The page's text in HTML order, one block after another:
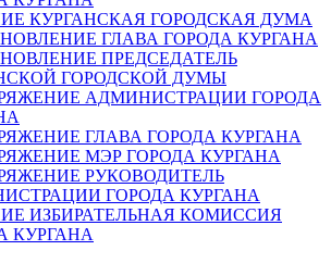
КУРГАНСКАЯ ГОРОДСКАЯ ДУМА
ГЛАВА ГОРОДА КУРГАНА
ПРЕДСЕДАТЕЛЬ
ГОРОДСКОЙ ДУМЫ
АДМИНИСТРАЦИИ ГОРОДА
ГЛАВА ГОРОДА КУРГАНА
МЭР ГОРОДА КУРГАНА
РУКОВОДИТЕЛЬ
ГОРОДА КУРГАНА
ИЗБИРАТЕЛЬНАЯ КОМИССИЯ
КУРГАНА